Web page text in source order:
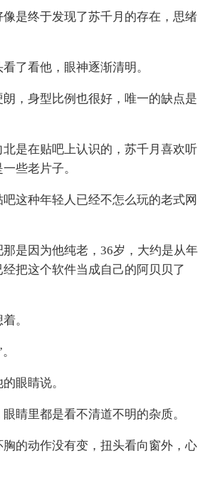
是终于发现了苏千月的存在，思绪
了看他，眼神逐渐清明。
，身型比例也很好，唯一的缺点是
是在贴吧上认识的，苏千月喜欢听
些老片子。
这种年轻人已经不怎么玩的老式网
是因为他纯老，36岁，大约是从年
把这个软件当成自己的阿贝贝了
。
眼睛说。
睛里都是看不清道不明的杂质。
的动作没有变，扭头看向窗外，心